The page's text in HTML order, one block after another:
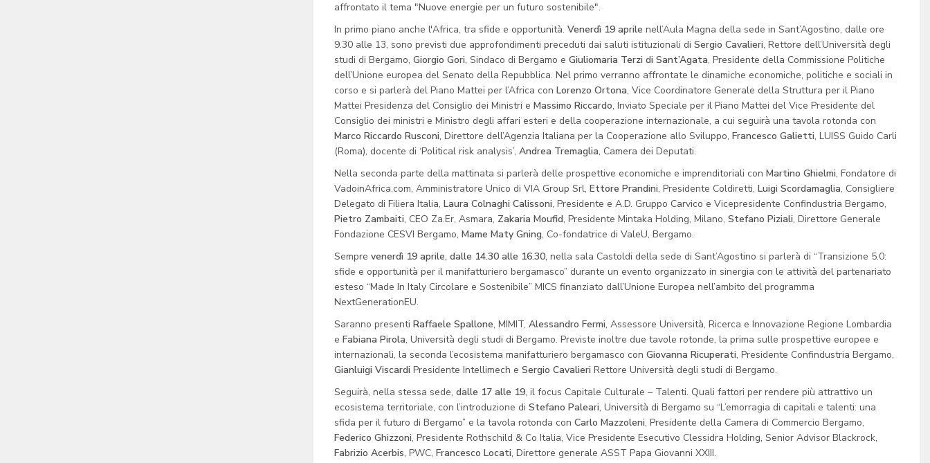
affrontato il tema "Nuove energie per un futuro sostenibile".
In primo piano anche l'Africa, tra sfide e opportunità. Venerdì 19 aprile nell’Aula Magna della sede in Sant’Agostino, dalle ore
9.30 alle 13, sono previsti due approfondimenti preceduti dai saluti istituzionali di Sergio Cavalieri, Rettore dell’Università degli
studi di Bergamo, Giorgio Gori, Sindaco di Bergamo e Giuliomaria Terzi di Sant’Agata, Presidente della Commissione Politiche
dell’Unione europea del Senato della Repubblica. Nel primo verranno affrontate le dinamiche economiche, politiche e sociali in
corso e si parlerà del Piano Mattei per l’Africa con Lorenzo Ortona, Vice Coordinatore Generale della Struttura per il Piano
Mattei Presidenza del Consiglio dei Ministri e Massimo Riccardo, Inviato Speciale per il Piano Mattei del Vice Presidente del
Consiglio dei ministri e Ministro degli affari esteri e della cooperazione internazionale, a cui seguirà una tavola rotonda con
Marco Riccardo Rusconi, Direttore dell’Agenzia Italiana per la Cooperazione allo Sviluppo, Francesco Galietti, LUISS Guido Carli
(Roma), docente di ‘Political risk analysis’, Andrea Tremaglia, Camera dei Deputati.
Nella seconda parte della mattinata si parlerà delle prospettive economiche e imprenditoriali con Martino Ghielmi, Fondatore di
VadoinAfrica.com, Amministratore Unico di VIA Group Srl, Ettore Prandini, Presidente Coldiretti, Luigi Scordamaglia, Consigliere
Delegato di Filiera Italia, Laura Colnaghi Calissoni, Presidente e A.D. Gruppo Carvico e Vicepresidente Confindustria Bergamo,
Pietro Zambaiti, CEO Za.Er, Asmara, Zakaria Moufid, Presidente Mintaka Holding, Milano, Stefano Piziali, Direttore Generale
Fondazione CESVI Bergamo, Mame Maty Gning, Co-fondatrice di ValeU, Bergamo.
Sempre venerdì 19 aprile, dalle 14.30 alle 16.30, nella sala Castoldi della sede di Sant’Agostino si parlerà di “Transizione 5.0:
sfide e opportunità per il manifatturiero bergamasco” durante un evento organizzato in sinergia con le attività del partenariato
esteso “Made In Italy Circolare e Sostenibile” MICS finanziato dall’Unione Europea nell’ambito del programma
NextGenerationEU.
Saranno presenti Raffaele Spallone, MIMIT, Alessandro Fermi, Assessore Università, Ricerca e Innovazione Regione Lombardia
e Fabiana Pirola, Università degli studi di Bergamo. Previste inoltre due tavole rotonde, la prima sulle prospettive europee e
internazionali, la seconda l’ecosistema manifatturiero bergamasco con Giovanna Ricuperati, Presidente Confindustria Bergamo,
Gianluigi Viscardi Presidente Intellimech e Sergio Cavalieri Rettore Università degli studi di Bergamo.
Seguirà, nella stessa sede, dalle 17 alle 19, il focus Capitale Culturale – Talenti. Quali fattori per rendere più attrattivo un
ecosistema territoriale, con l’introduzione di Stefano Paleari, Università di Bergamo su “L’emorragia di capitali e talenti: una
sfida per il futuro di Bergamo” e la tavola rotonda con Carlo Mazzoleni, Presidente della Camera di Commercio Bergamo,
Federico Ghizzoni, Presidente Rothschild & Co Italia, Vice Presidente Esecutivo Clessidra Holding, Senior Advisor Blackrock,
Fabrizio Acerbis, PWC, Francesco Locati, Direttore generale ASST Papa Giovanni XXIII.